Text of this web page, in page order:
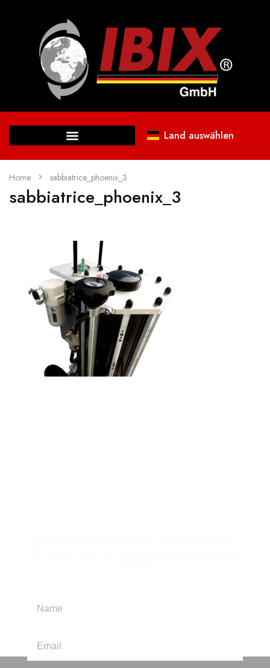
Land auswählen
Home sabbiatrice_phoenix_3
sabbiatrice_phoenix_3